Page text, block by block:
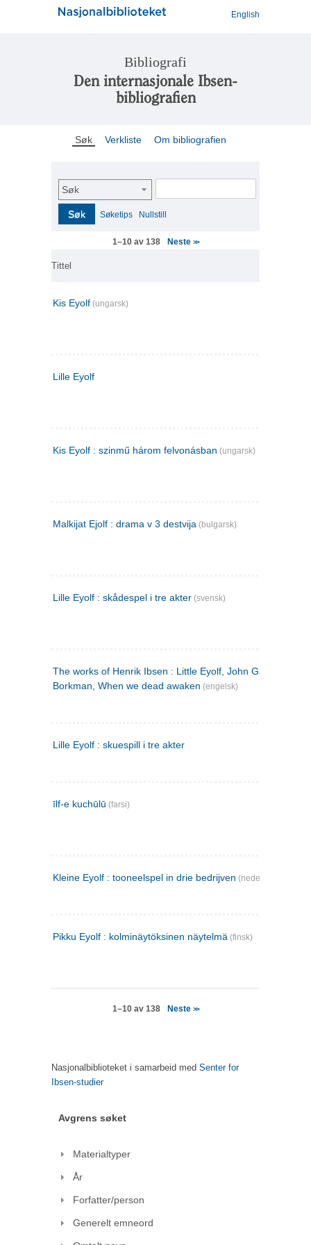
English
Bibliografi
Den internasjonale Ibsen-
bibliografien
Søk Verkliste Om bibliografien
Søk
Søk Søketips Nullstill
1–10 av 138 Neste >>
Tittel
Kis Eyolf (ungarsk)
Lille Eyolf
Kis Eyolf : szinmű három felvonásban (ungarsk)
Malkijat Ejolf : drama v 3 destvija (bulgarsk)
Lille Eyolf : skådespel i tre akter (svensk)
The works of Henrik Ibsen : Little Eyolf, John Gabriel
Borkman, When we dead awaken (engelsk)
Lille Eyolf : skuespill i tre akter
īlf-e kuchūlū (farsi)
Kleine Eyolf : tooneelspel in drie bedrijven (nederlandsk)
Pikku Eyolf : kolminäytöksinen näytelmä (finsk)
1–10 av 138 Neste >>
Nasjonalbiblioteket i samarbeid med Senter for
Ibsen-studier
Avgrens søket
Materialtyper
År
Forfatter/person
Generelt emneord